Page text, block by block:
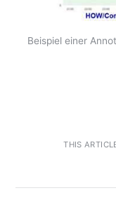
Beispiel einer
THIS